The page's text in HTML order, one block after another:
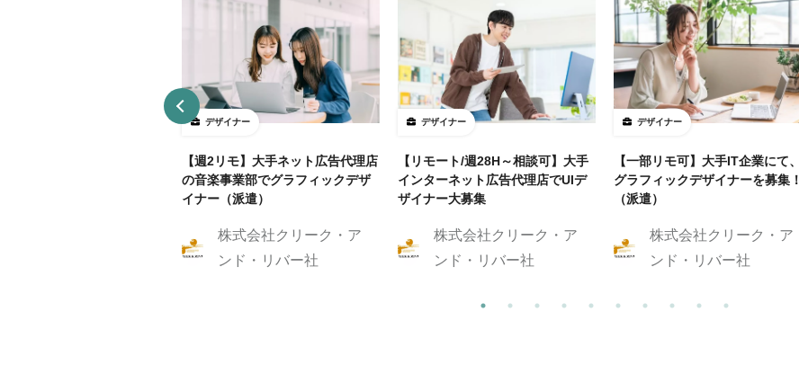
デザイナー
【週2リモ】大手ネット広告代理店
の音楽事業部でグラフィックデザ
イナー（派遣）
株式会社クリーク・ア
ンド・リバー社
デザイナー
【リモート/週28H～相談可】大手
インターネット広告代理店でUIデ
ザイナー大募集
株式会社クリーク・ア
ンド・リバー社
デザイナー
【一部リモ可】大手IT企業にて、
グラフィックデザイナーを募集！
（派遣）
株式会社クリーク・ア
ンド・リバー社